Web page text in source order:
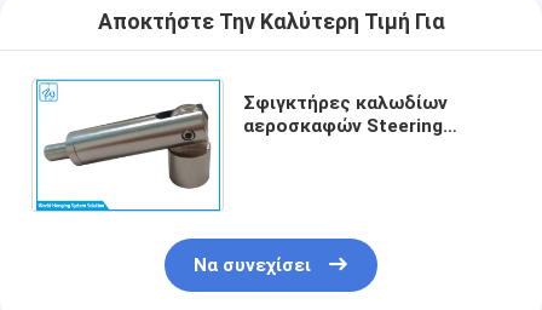
Αποκτήστε Την Καλύτερη Τιμή Για
Σφιγκτήρες καλωδίων
αεροσκαφών Steering
Να συνεχίσει